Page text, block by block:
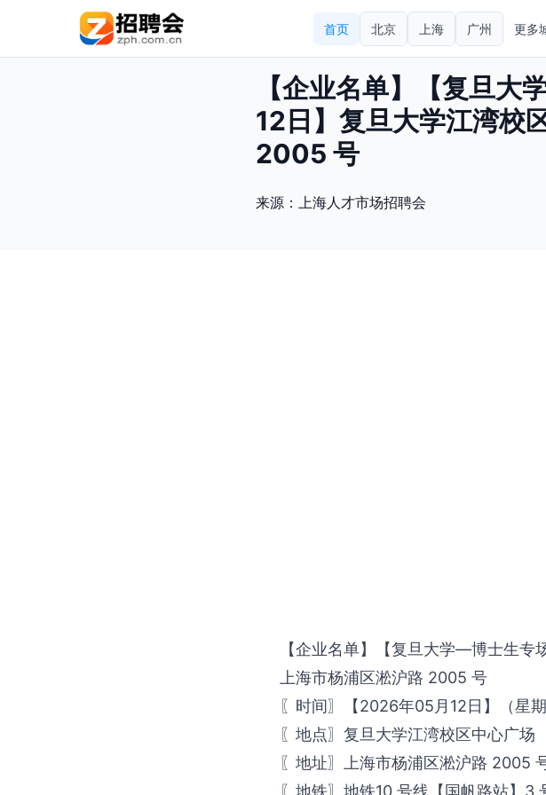
首页 北京 上海 广州 更多
【企业名单】【复旦
12日】复旦大学江湾校
2005 号
来源： 上海人才市场招聘会
【企业名单】【复旦大学—博士生
上海市杨浦区淞沪路 2005 号
〖时间〗【2026年05月12日】（星
〖地点〗复旦大学江湾校区中心广场
〖地址〗上海市杨浦区淞沪路 2005
〖地铁〗地铁10 号线【国帆路站】3